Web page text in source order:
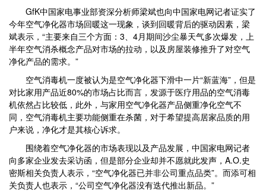
GfK中国家电事业部资深分析师梁斌也向中国家电网记者证实了
今年空气净化器市场回暖这一现象，谈到回暖背后的驱动因素，梁
斌表示，“主要来自三个方面：3、4月期间沙尘暴天气多次爆发，上
半年空气消杀概念产品对市场的拉动，以及房屋装修推升了对空气
净化产品的需求。”
空气消毒机一度被认为是空气净化器下滑中一片“新蓝海”，但是
对比家用产品近80%的市场占比而言，发源于医疗用品的空气消毒
机依然占比较低，此外，与家用空气净化器产品侧重净化空气不
同，空气消毒机主要功能侧重在杀菌，对于希望提高居家品质的用
户来说，净化才是其核心诉求。
围绕着空气净化器的市场表现以及产品发展，中国家电网记者
向多家企业发去采访函，但是部分企业却并不愿就此发声，A.O.史
密斯相关负责人表示，“空气净化器已并非公司重点品类”。而添可相
关负责人也表示，“公司空气净化器没有迭代推出新品。”